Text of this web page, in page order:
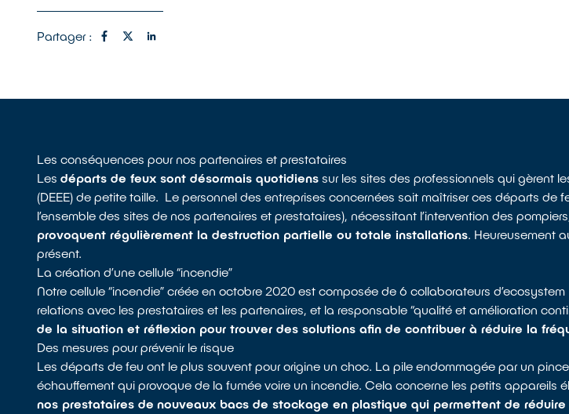
Partager :
Les conséquences pour nos partenaires et prestataires
Lesdéparts de feux sont désormais quotidiens sur les sites des professionnels qui gèrent
(DEEE) de petite taille. Le personnel des entreprises concernées sait maîtriser ces départs de
l’ensemble des sites de nos partenaires et prestataires), nécessitant l’intervention des
provoquent régulièrement la destruction partielle ou totale installations. Heureusement
présent.
La création d’une cellule “incendie”
Notre cellule “incendie” créée en octobre 2020 est composée de 6 collaborateurs
relations avec les prestataires et les partenaires, et la responsable “qualité et amélioration
de la situation et réflexion pour trouver des solutions afin de contribuer à réduire la
Des mesures pour prévenir le risque
Les départs de feu ont le plus souvent pour origine un choc. La pile endommagée par un
échauffement qui provoque de la fumée voire un incendie. Cela concerne les petits appareils
nos prestataires de nouveaux bacs de stockage en plastique qui permettent de